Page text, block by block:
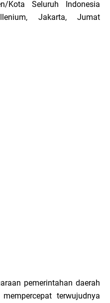
Kota Seluruh Indonesia
Jakarta, Jumat
pemerintahan daerah
terwujudnya